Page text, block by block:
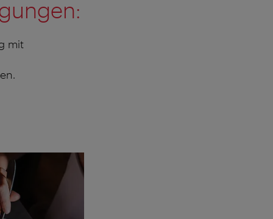
mit